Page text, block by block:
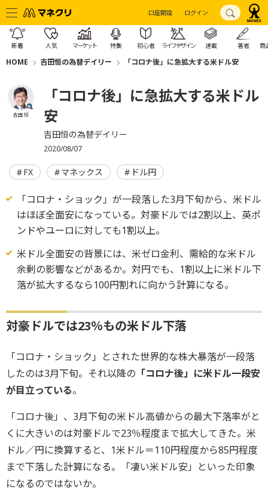
口座開設 ログイン
新着 人気 マーケット 特集 初心者 ライフデザイン 連載 著者 商
HOME 吉田恒の為替デイリー 「コロナ後」に急拡大する米ドル安
吉田 恒
「コロナ後」に急拡大する米ドル
安
吉田恒の為替デイリー
2020/08/07
FX マネックス ドル円
「コロナ・ショック」が一段落した3月下旬から、米ドル
はほぼ全面安になっている。対豪ドルでは2割以上、英ポ
ンドやユーロに対しても1割以上。
米ドル全面安の背景には、米ゼロ金利、需給的な米ドル
余剰の影響などがあるか。対円でも、1割以上に米ドル下
落が拡大するなら100円割れに向かう計算になる。
対豪ドルでは23％もの米ドル下落
「コロナ・ショック」とされた世界的な株大暴落が一段落
したのは3月下旬。それ以降の 「コロナ後」に米ドル一段安
が目立っている。
「コロナ後」、3月下旬の米ドル高値からの最大下落率がと
くに大きいのは対豪ドルで23％程度まで拡大してきた。米
ドル／円に換算すると、1米ドル＝110円程度から85円程度
まで下落した計算になる。「凄い米ドル安」といった印象
になるのではないか。